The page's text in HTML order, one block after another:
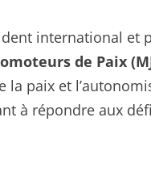
international et
de Paix
la paix et
à répondre aux